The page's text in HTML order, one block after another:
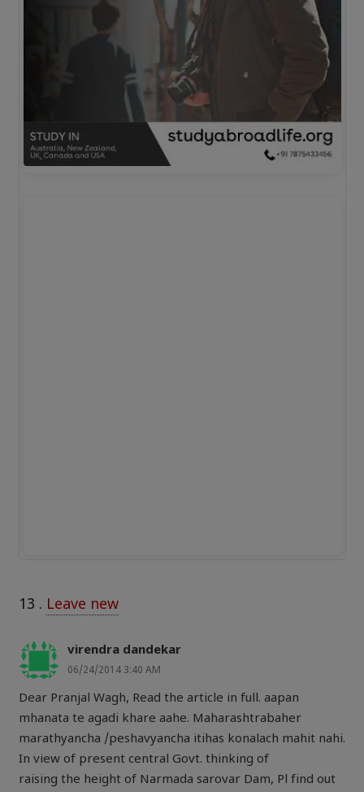
13 . Leave new
virendra dandekar
06/24/2014 3:40 AM
Dear Pranjal Wagh, Read the article in full. aapan
mhanata te agadi khare aahe. Maharashtrabaher
marathyancha /peshavyancha itihas konalach mahit nahi.
In view of present central Govt. thinking of
raising the height of Narmada sarovar Dam, Pl find out